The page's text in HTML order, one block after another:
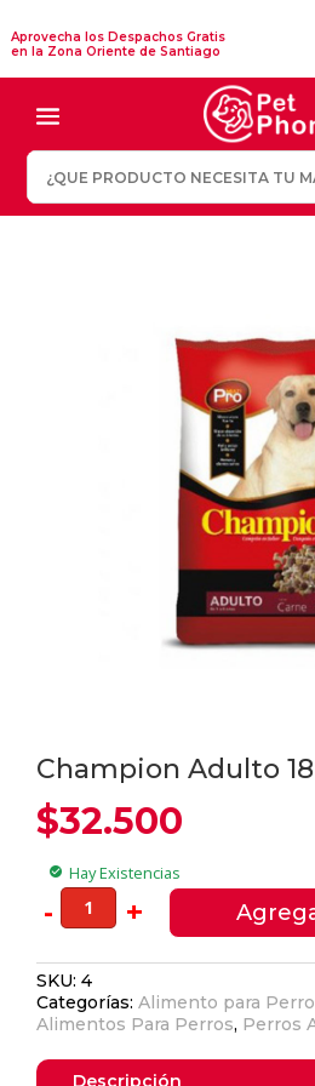
Aprovecha los Despachos Gratis
en la Zona Oriente de Santiago
Champion Adulto
$32.500
check_circle Hay Existencias
- Champion
Adulto
Kgs
cantidad
+
SKU:4
Categorías:Alimento para
Alimentos Para Perros, Perros
Descripción